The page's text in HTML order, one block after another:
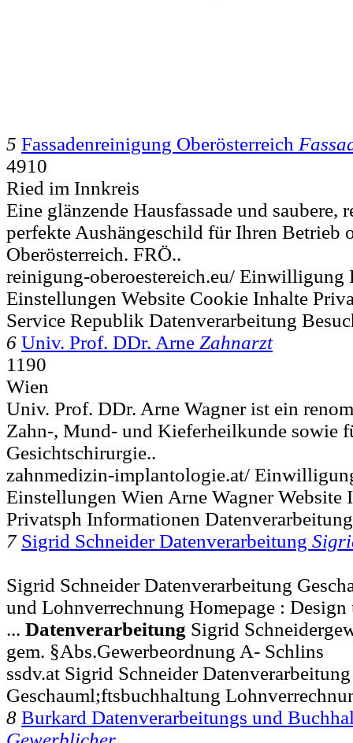
5 Fassadenreinigung Oberösterreich
4910
Ried im Innkreis
Eine glänzende Hausfassade und saubere,
perfekte Aushängeschild für Ihren Betrieb
Oberösterreich. FRÖ..
reinigung-oberoestereich.eu/ Einwilligung
Einstellungen Website Cookie Inhalte
Service Republik Datenverarbeitung
6 Univ. Prof. DDr. Arne Zahnarzt
1190
Wien
Univ. Prof. DDr. Arne Wagner ist ein
Zahn-, Mund- und Kieferheilkunde sowie
Gesichtschirurgie..
zahnmedizin-implantologie.at/
Einstellungen Wien Arne Wagner Website
Privatsph Informationen
7 Sigrid Schneider Datenverarbeitung
Sigrid Schneider Datenverarbeitung
und Lohnverrechnung Homepage :
... Datenverarbeitung Sigrid
gem. §Abs.Gewerbeordnung A- Schlins
ssdv.at Sigrid Schneider Datenverarbeitung
Geschauml;ftsbuchhaltung
8 Burkard Datenverarbeitungs und